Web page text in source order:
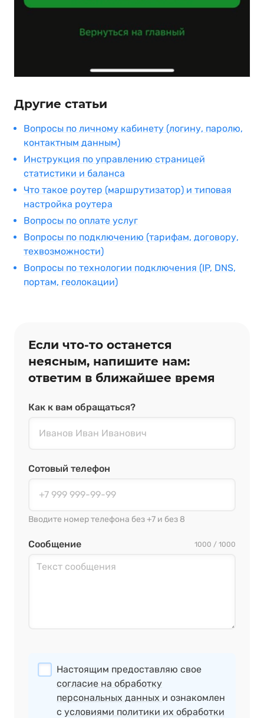
Другие статьи
Вопросы по личному кабинету (логину, паролю,
контактным данным)
Инструкция по управлению страницей
статистики и баланса
Что такое роутер (маршрутизатор) и типовая
настройка роутера
Вопросы по оплате услуг
Вопросы по подключению (тарифам, договору,
техвозможности)
Вопросы по технологии подключения (IP, DNS,
портам, геолокации)
Если что‑то останется
неясным, напишите нам:
ответим в ближайшее время
Как к вам обращаться?
Сотовый телефон
Вводите номер телефона без +7 и без 8
Сообщение 1000 / 1000
Настоящим предоставляю свое
согласие на обработку
персональных данных и ознакомлен
с условиями политики их обработки